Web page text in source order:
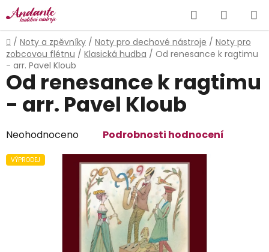
Přejít
na
obsah
Hledat
KOŠÍK
Domů
/ Noty a zpěvníky / Noty pro dechové nástroje / Noty pro
zobcovou flétnu / Klasická hudba / Od renesance k ragtimu
- arr. Pavel Kloub
Od renesance k ragtimu
- arr. Pavel Kloub
Průměrné
produktu
Neohodnoceno Podrobnosti hodnocení
VÝPRODEJ